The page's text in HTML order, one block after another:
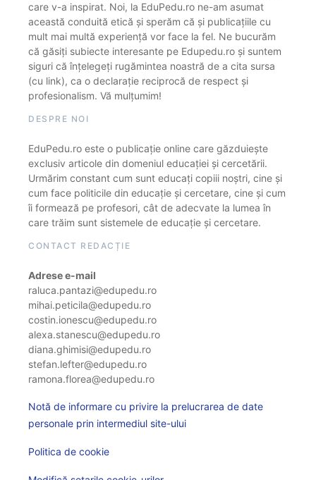
care v-a inspirat. Noi, la EduPedu.ro ne-am asumat
această conduită etică și sperăm că și publicațiile cu
mult mai multă experiență vor face la fel. Ne bucurăm
că găsiți subiecte interesante pe Edupedu.ro și suntem
siguri că înțelegeți rugămintea noastră de a cita sursa
(cu link), ca o declarație reciprocă de respect și
profesionalism. Vă mulțumim!
DESPRE NOI
EduPedu.ro este o publicație online care găzduiește
exclusiv articole din domeniul educației și cercetării.
Urmărim constant cum sunt educați copiii noștri, cine și
cum face politicile din educație și cercetare, cine și cum
îi formează pe profesori, cât de adecvate la lumea în
care trăim sunt sistemele de educație și cercetare.
CONTACT REDACȚIE
Adrese e-mail
raluca.pantazi@edupedu.ro
mihai.peticila@edupedu.ro
costin.ionescu@edupedu.ro
alexa.stanescu@edupedu.ro
diana.ghimisi@edupedu.ro
stefan.lefter@edupedu.ro
ramona.florea@edupedu.ro
Notă de informare cu privire la prelucrarea de date
personale prin intermediul site-ului
Politica de cookie